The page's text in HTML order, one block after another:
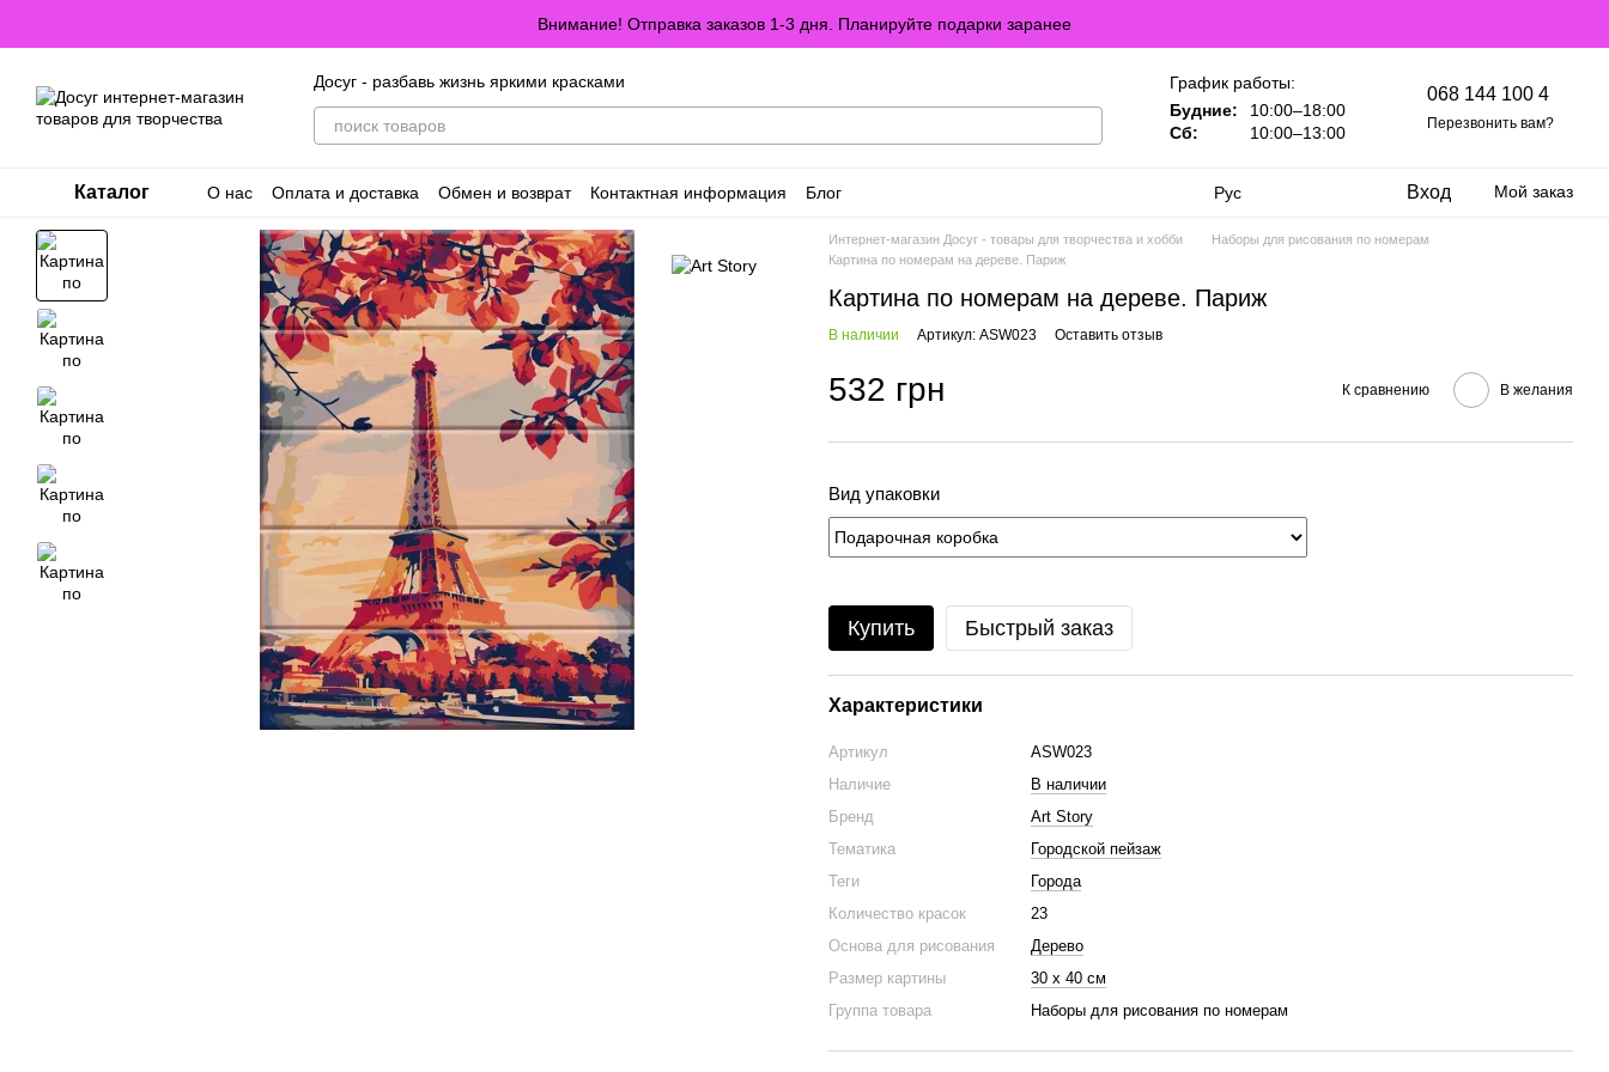
Внимание! Отправка заказов 1-3 дня. Планируйте подарки заранее
Досуг - разбавь жизнь яркими красками
График работы:
Будние:
10:00–18:00
Сб:
10:00–13:00
068 144 100 4
Перезвонить вам?
Каталог О нас Оплата и доставка Обмен и возврат Контактная информация
Блог
Рус Вход Мой заказ
Интернет-магазин Досуг - товары для творчества и хобби
Наборы для рисования по номерам
Картина по номерам на дереве. Париж
Картина по номерам на дереве. Париж
В наличии Артикул: ASW023 Оставить отзыв
532 грн К сравнению В желания
Вид упаковки
Купить Быстрый заказ
Характеристики
Артикул
ASW023
Наличие
В наличии
Бренд
Art Story
Тематика
Городской пейзаж
Теги
Города
Количество красок
23
Основа для рисования
Дерево
Размер картины
30 х 40 см
Группа товара
Наборы для рисования по номерам